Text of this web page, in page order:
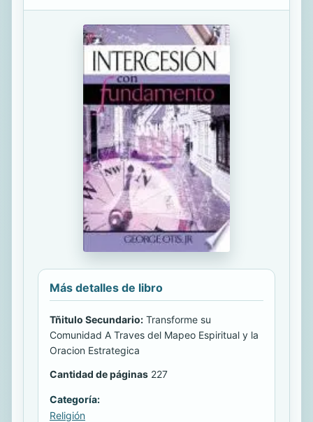
Más detalles de libro
Tñitulo Secundario: Transforme su
Comunidad A Traves del Mapeo Espiritual y la
Oracion Estrategica
Cantidad de páginas 227
Categoría:
Religión